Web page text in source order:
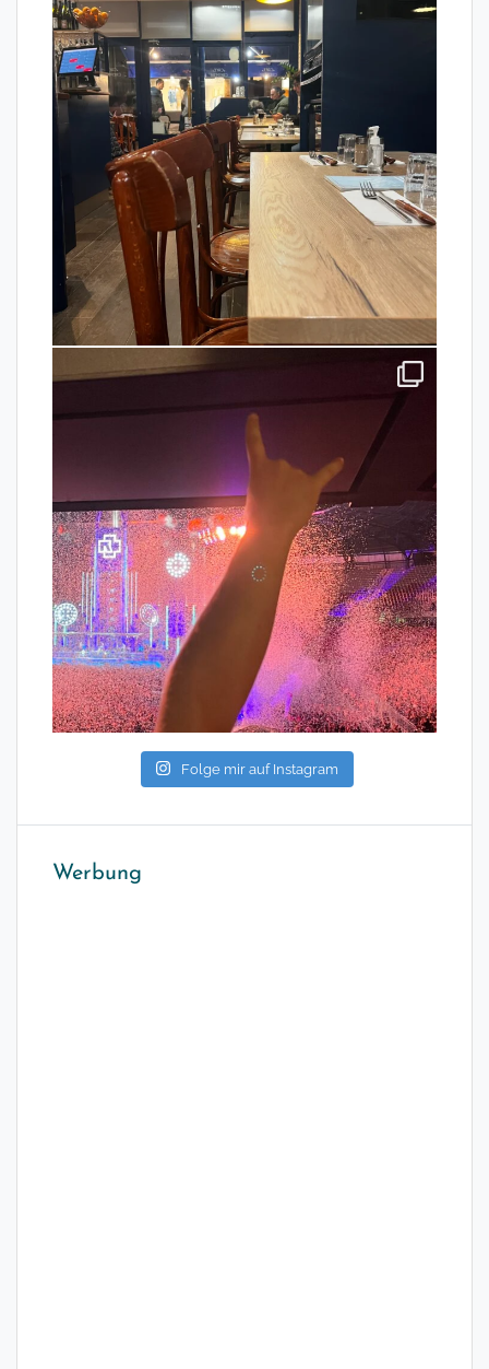
Folge mir auf Instagram
Werbung